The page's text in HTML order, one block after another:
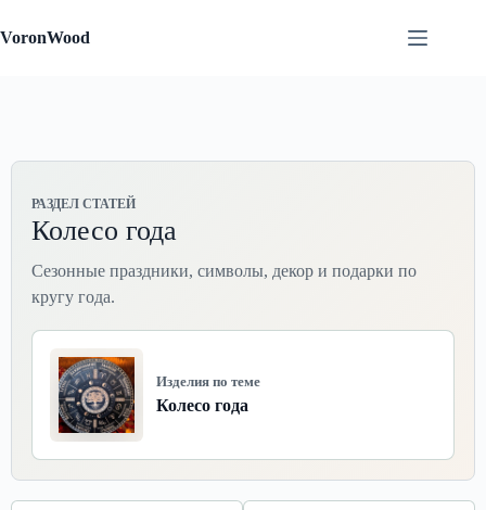
к
сути
VoronWood
РАЗДЕЛ СТАТЕЙ
Колесо года
Сезонные праздники, символы, декор и подарки по
кругу года.
Изделия по теме
Колесо года